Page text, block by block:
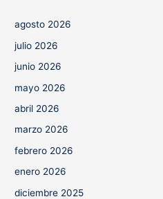
agosto 2026
julio 2026
junio 2026
mayo 2026
abril 2026
marzo 2026
febrero 2026
enero 2026
diciembre 2025